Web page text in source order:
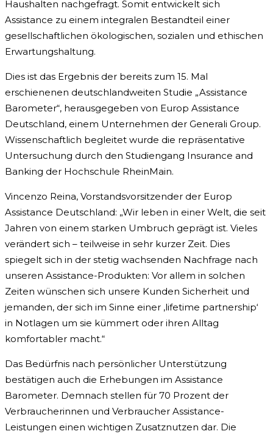
Haushalten nachgefragt. Somit entwickelt sich
Assistance zu einem integralen Bestandteil einer
gesellschaftlichen ökologischen, sozialen und ethischen
Erwartungshaltung.
Dies ist das Ergebnis der bereits zum 15. Mal
erschienenen deutschlandweiten Studie „Assistance
Barometer“, herausgegeben von Europ Assistance
Deutschland, einem Unternehmen der Generali Group.
Wissenschaftlich begleitet wurde die repräsentative
Untersuchung durch den Studiengang Insurance and
Banking der Hochschule RheinMain.
Vincenzo Reina, Vorstandsvorsitzender der Europ
Assistance Deutschland: „Wir leben in einer Welt, die seit
Jahren von einem starken Umbruch geprägt ist. Vieles
verändert sich – teilweise in sehr kurzer Zeit. Dies
spiegelt sich in der stetig wachsenden Nachfrage nach
unseren Assistance-Produkten: Vor allem in solchen
Zeiten wünschen sich unsere Kunden Sicherheit und
jemanden, der sich im Sinne einer ‚lifetime partnership‘
in Notlagen um sie kümmert oder ihren Alltag
komfortabler macht.“
Das Bedürfnis nach persönlicher Unterstützung
bestätigen auch die Erhebungen im Assistance
Barometer. Demnach stellen für 70 Prozent der
Verbraucherinnen und Verbraucher Assistance-
Leistungen einen wichtigen Zusatznutzen dar. Die